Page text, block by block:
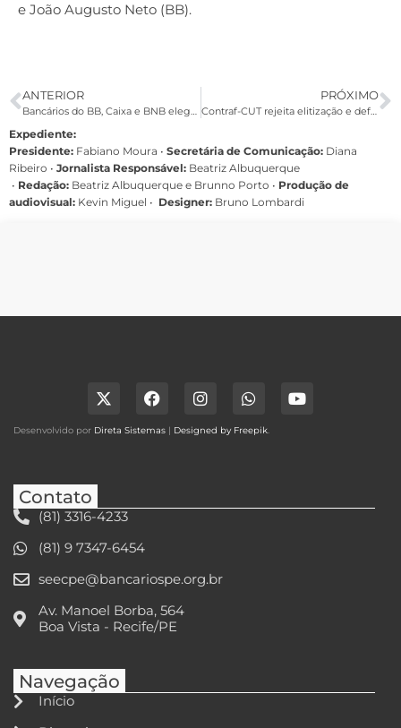
e João Augusto Neto (BB).
ANTERIOR PRÓXIMO
Contraf-CUT rejeita elitização e defende universalização dos serviços bancários
Expediente:
Presidente: Fabiano Moura • Secretária de Comunicação: Diana
Ribeiro • Jornalista Responsável: Beatriz Albuquerque
• Redação: Beatriz Albuquerque e Brunno Porto • Produção de
audiovisual: Kevin Miguel • Designer: Bruno Lombardi
Desenvolvido por Direta Sistemas | Designed by Freepik.
Contato
(81) 3316-4233
(81) 9 7347-6454
seecpe@bancariospe.org.br
Av. Manoel Borba, 564
Boa Vista - Recife/PE
Navegação
Início